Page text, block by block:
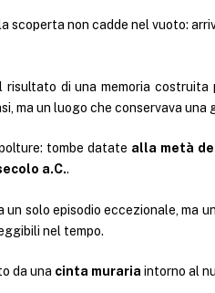
scoperta non cadde nel vuoto:
di una memoria costruita
ma un luogo che conservava una
tombe datate alla metà
a.C..
solo episodio eccezionale, ma
nel tempo.
da una cinta muraria intorno al